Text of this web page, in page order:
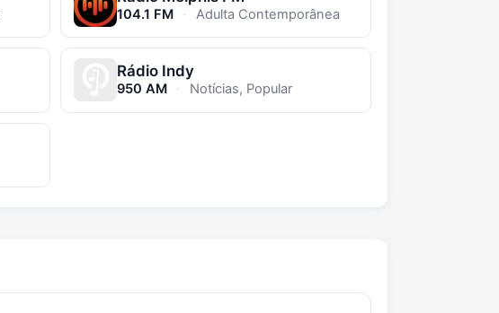
104.1 FM · Adulta Contemporânea
Rádio Indy
950 AM · Notícias, Popular